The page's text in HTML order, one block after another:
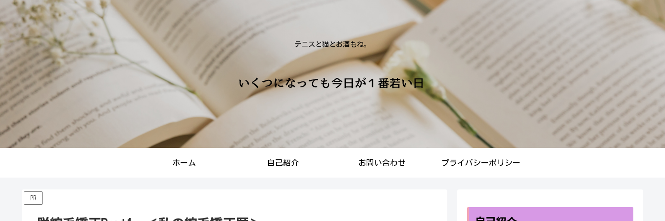
テニスと猫とお酒もね。
ホーム 自己紹介 お問い合わせ プライバシーポリシー
PR